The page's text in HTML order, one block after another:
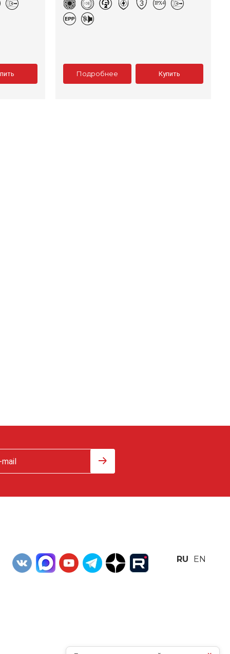
Подробнее Купить
RU EN